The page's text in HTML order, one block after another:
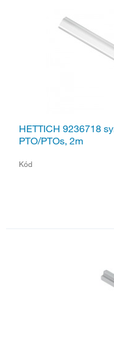
HETTICH 9236718
PTO/PTOs, 2m
Kód